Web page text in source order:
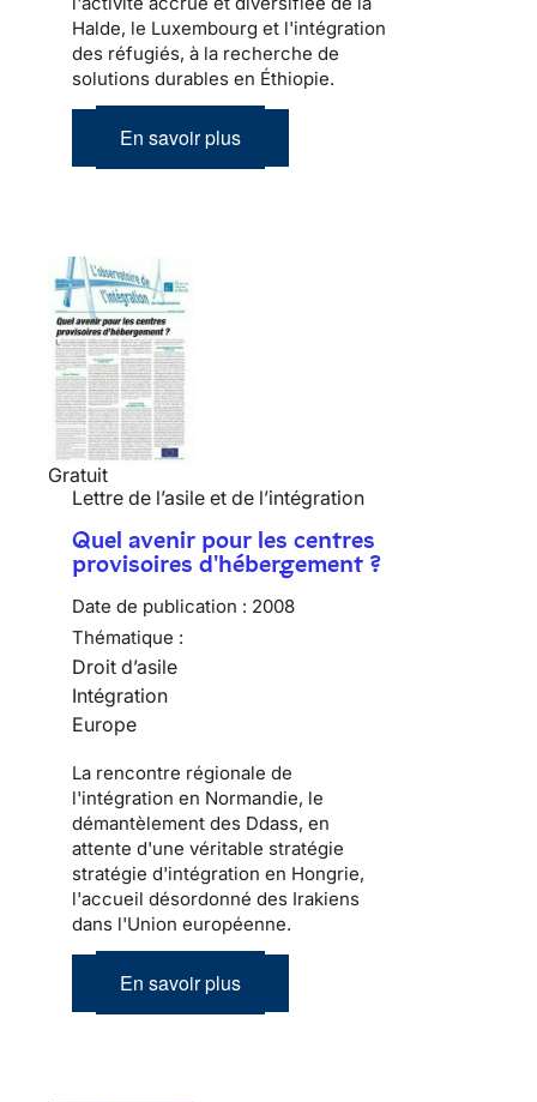
Halde, le Luxembourg et l'intégration
des réfugiés, à la recherche de
solutions durables en Éthiopie.
En savoir plus
Gratuit
Lettre de l’asile et de l’intégration
Quel avenir pour les centres
provisoires d'hébergement ?
Date de publication : 2008
Thématique :
Droit d’asile
Intégration
Europe
La rencontre régionale de
l'intégration en Normandie, le
démantèlement des Ddass, en
attente d'une véritable stratégie
stratégie d'intégration en Hongrie,
l'accueil désordonné des Irakiens
dans l'Union européenne.
En savoir plus